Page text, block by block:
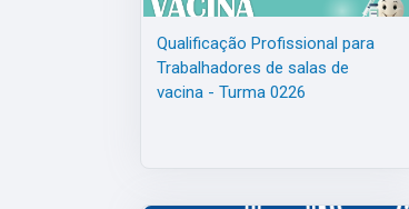
Qualificação Profissional para
Trabalhadores de salas de
vacina - Turma 0226